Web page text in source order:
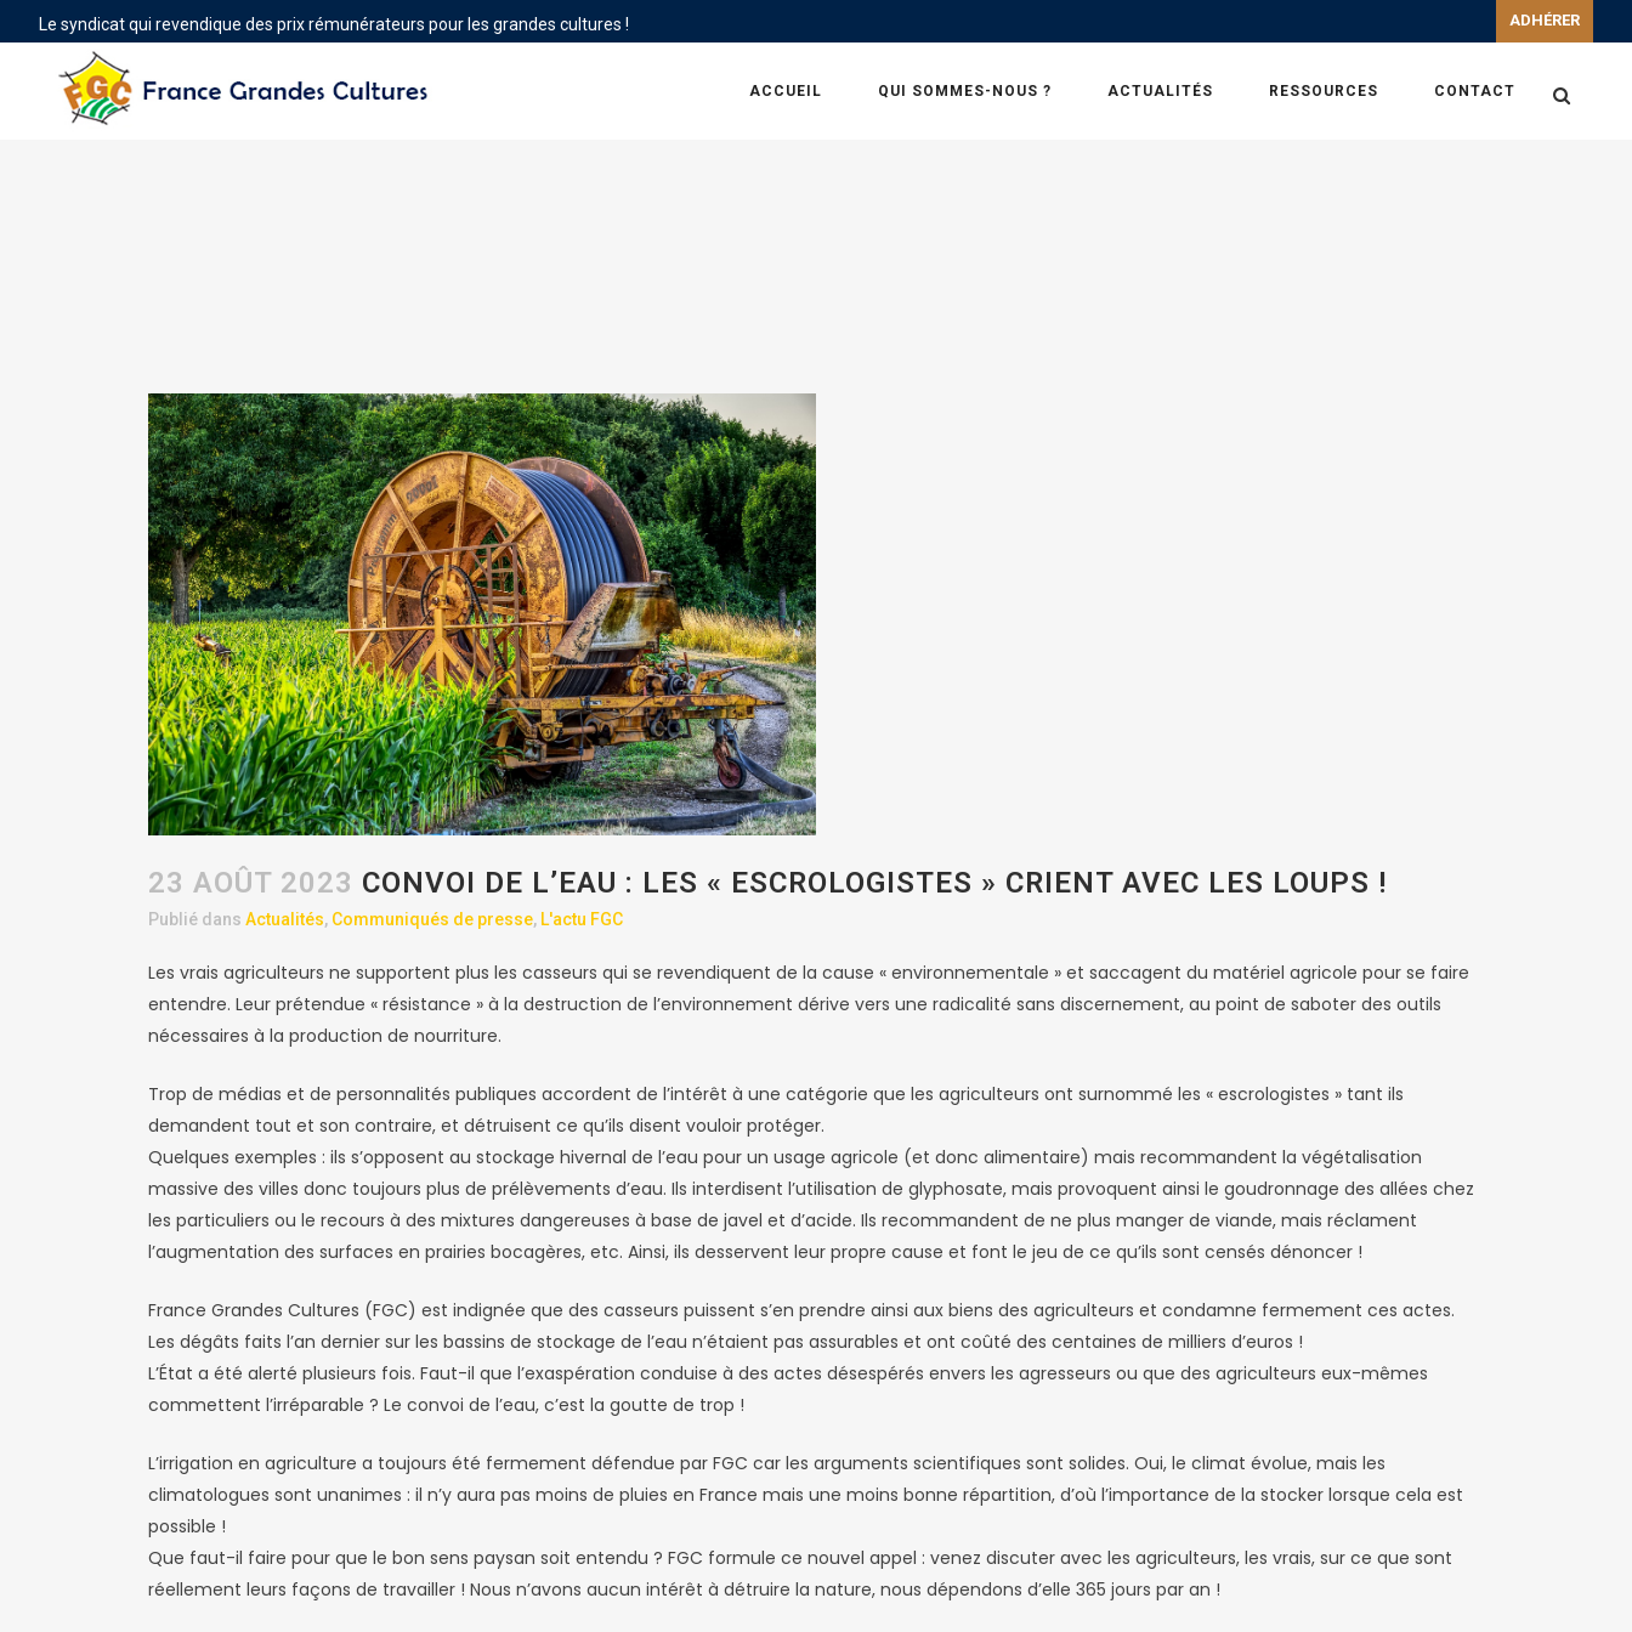
Le syndicat qui revendique des prix rémunérateurs pour les grandes cultures ! ADHÉRER
ACCUEIL QUI SOMMES-NOUS ? ACTUALITÉS RESSOURCES CONTACT
23 AOÛT 2023 CONVOI DE L’EAU : LES « ESCROLOGISTES » CRIENT AVEC LES LOUPS !
Publié dans Actualités, Communiqués de presse, L'actu FGC
Les vrais agriculteurs ne supportent plus les casseurs qui se revendiquent de la cause « environnementale » et saccagent du matériel agricole pour se faire
entendre. Leur prétendue « résistance » à la destruction de l’environnement dérive vers une radicalité sans discernement, au point de saboter des outils
nécessaires à la production de nourriture.
Trop de médias et de personnalités publiques accordent de l’intérêt à une catégorie que les agriculteurs ont surnommé les « escrologistes » tant ils
demandent tout et son contraire, et détruisent ce qu’ils disent vouloir protéger.
Quelques exemples : ils s’opposent au stockage hivernal de l’eau pour un usage agricole (et donc alimentaire) mais recommandent la végétalisation
massive des villes donc toujours plus de prélèvements d’eau. Ils interdisent l’utilisation de glyphosate, mais provoquent ainsi le goudronnage des allées chez
les particuliers ou le recours à des mixtures dangereuses à base de javel et d’acide. Ils recommandent de ne plus manger de viande, mais réclament
l’augmentation des surfaces en prairies bocagères, etc. Ainsi, ils desservent leur propre cause et font le jeu de ce qu’ils sont censés dénoncer !
France Grandes Cultures (FGC) est indignée que des casseurs puissent s’en prendre ainsi aux biens des agriculteurs et condamne fermement ces actes.
Les dégâts faits l’an dernier sur les bassins de stockage de l’eau n’étaient pas assurables et ont coûté des centaines de milliers d’euros !
L’État a été alerté plusieurs fois. Faut-il que l’exaspération conduise à des actes désespérés envers les agresseurs ou que des agriculteurs eux-mêmes
commettent l’irréparable ? Le convoi de l’eau, c’est la goutte de trop !
L’irrigation en agriculture a toujours été fermement défendue par FGC car les arguments scientifiques sont solides. Oui, le climat évolue, mais les
climatologues sont unanimes : il n’y aura pas moins de pluies en France mais une moins bonne répartition, d’où l’importance de la stocker lorsque cela est
possible !
Que faut-il faire pour que le bon sens paysan soit entendu ? FGC formule ce nouvel appel : venez discuter avec les agriculteurs, les vrais, sur ce que sont
réellement leurs façons de travailler ! Nous n’avons aucun intérêt à détruire la nature, nous dépendons d’elle 365 jours par an !